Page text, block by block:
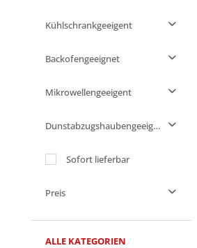
ALASKA
ALNO
ARCELIK
ARTHUR
BALAY
BAUKNECHT
40 W
220 V
240 V
Kühlschrankgeeigent
ja
Backofengeeignet
nein
Mikrowellengeeigent
ja
Dunstabzugshaubengeeignet
ja
Sofort lieferbar
Preis
von€ 0,98bis
ALLE KATEGORIEN